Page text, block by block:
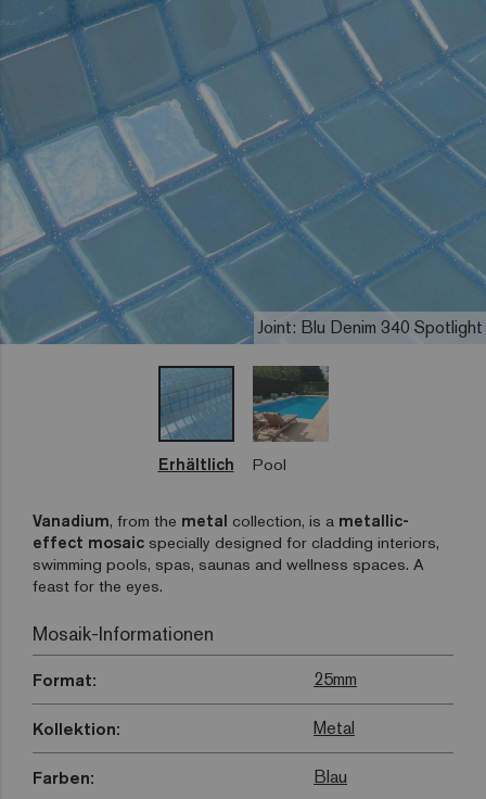
Joint: Blu Denim 340 Spotlight
Erhältlich Pool
Vanadium, from the metal collection, is a metallic-
effect mosaic specially designed for cladding interiors,
swimming pools, spas, saunas and wellness spaces. A
feast for the eyes.
Mosaik-Informationen
Format: 25mm
Kollektion: Metal
Farben: Blau